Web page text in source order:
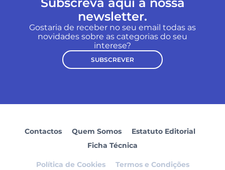
newsletter.
Gostaria de receber no seu email todas as
novidades sobre as categorias do seu
interese?
SUBSCREVER
Contactos Quem Somos
Estatuto Editorial
Ficha Técnica
Política de Cookies Termos e Condições